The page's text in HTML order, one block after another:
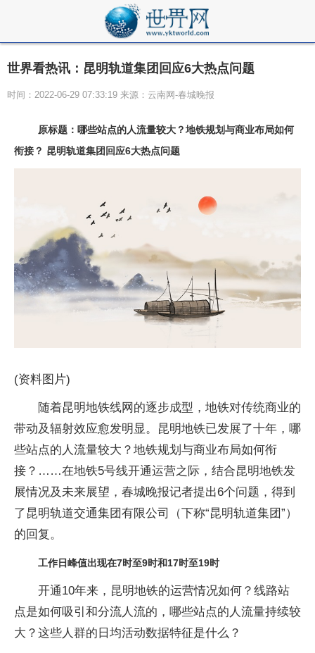
世界看热讯：昆明轨道集团回应6大热点问题
时间：2022-06-29 07:33:19 来源：云南网-春城晚报
原标题：哪些站点的人流量较大？地铁规划与商业布局如何
衔接？ 昆明轨道集团回应6大热点问题
(资料图片)
随着昆明地铁线网的逐步成型，地铁对传统商业的
带动及辐射效应愈发明显。昆明地铁已发展了十年，哪
些站点的人流量较大？地铁规划与商业布局如何衔
接？……在地铁5号线开通运营之际，结合昆明地铁发
展情况及未来展望，春城晚报记者提出6个问题，得到
了昆明轨道交通集团有限公司（下称“昆明轨道集团”）
的回复。
工作日峰值出现在7时至9时和17时至19时
开通10年来，昆明地铁的运营情况如何？线路站
点是如何吸引和分流人流的，哪些站点的人流量持续较
大？这些人群的日均活动数据特征是什么？